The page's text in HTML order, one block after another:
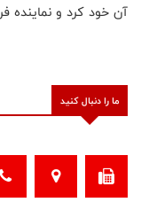
آن خود کرد و نماینده
ما را دنبال کنید